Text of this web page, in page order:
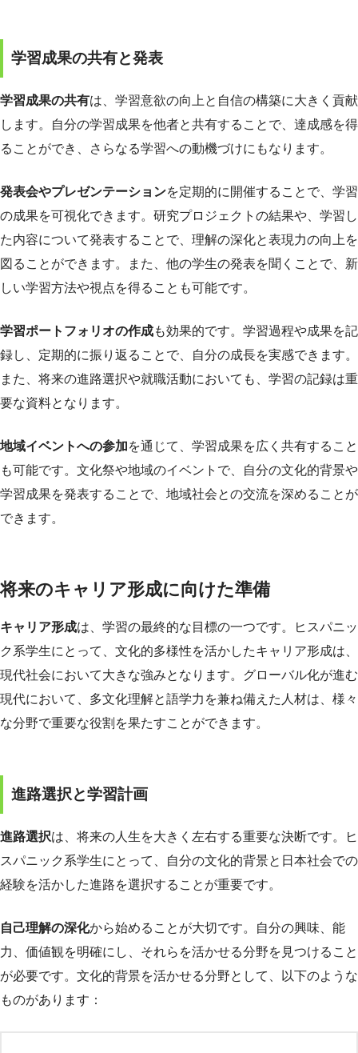
学習成果の共有と発表
学習成果の共有は、学習意欲の向上と自信の構築に大きく貢献
します。自分の学習成果を他者と共有することで、達成感を得
ることができ、さらなる学習への動機づけにもなります。
発表会やプレゼンテーションを定期的に開催することで、学習
の成果を可視化できます。研究プロジェクトの結果や、学習し
た内容について発表することで、理解の深化と表現力の向上を
図ることができます。また、他の学生の発表を聞くことで、新
しい学習方法や視点を得ることも可能です。
学習ポートフォリオの作成も効果的です。学習過程や成果を記
録し、定期的に振り返ることで、自分の成長を実感できます。
また、将来の進路選択や就職活動においても、学習の記録は重
要な資料となります。
地域イベントへの参加を通じて、学習成果を広く共有すること
も可能です。文化祭や地域のイベントで、自分の文化的背景や
学習成果を発表することで、地域社会との交流を深めることが
できます。
将来のキャリア形成に向けた準備
キャリア形成は、学習の最終的な目標の一つです。ヒスパニッ
ク系学生にとって、文化的多様性を活かしたキャリア形成は、
現代社会において大きな強みとなります。グローバル化が進む
現代において、多文化理解と語学力を兼ね備えた人材は、様々
な分野で重要な役割を果たすことができます。
進路選択と学習計画
進路選択は、将来の人生を大きく左右する重要な決断です。ヒ
スパニック系学生にとって、自分の文化的背景と日本社会での
経験を活かした進路を選択することが重要です。
自己理解の深化から始めることが大切です。自分の興味、能
力、価値観を明確にし、それらを活かせる分野を見つけること
が必要です。文化的背景を活かせる分野として、以下のような
ものがあります：